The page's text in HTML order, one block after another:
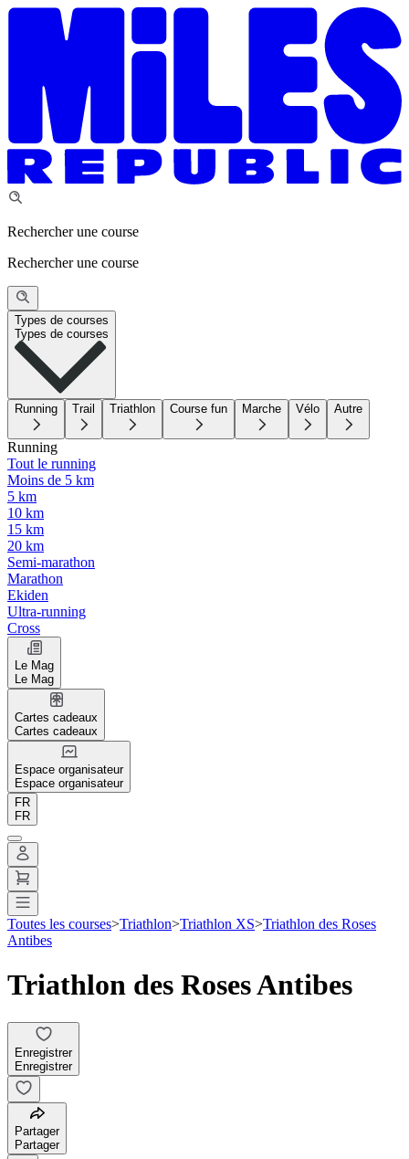
Rechercher une course
Rechercher une course
Types de courses
Types de courses
Running Trail Triathlon Course fun Marche Vélo Autre
Running
Tout le running
Moins de 5 km
5 km
10 km
15 km
20 km
Semi-marathon
Marathon
Ekiden
Ultra-running
Cross
Le Mag
Le Mag
Cartes cadeaux
Cartes cadeaux
Espace organisateur
Espace organisateur
FR
FR
Toutes les courses>Triathlon>Triathlon XS>Triathlon des Roses
Antibes
Triathlon des Roses Antibes
Enregistrer
Enregistrer
Partager
Partager